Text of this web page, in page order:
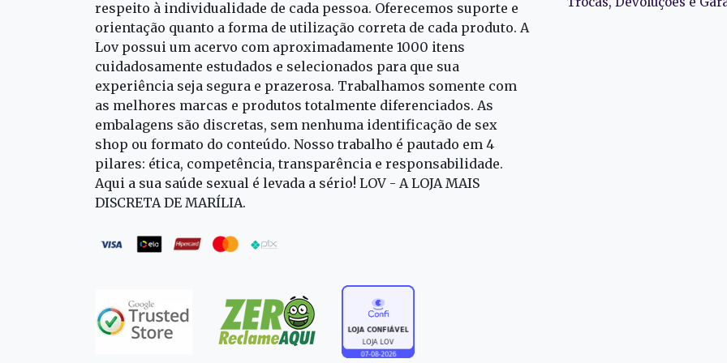
respeito à individualidade de cada pessoa. Oferecemos suporte e
orientação quanto a forma de utilização correta de cada produto. A
Lov possui um acervo com aproximadamente 1000 itens
cuidadosamente estudados e selecionados para que sua
experiência seja segura e prazerosa. Trabalhamos somente com
as melhores marcas e produtos totalmente diferenciados. As
embalagens são discretas, sem nenhuma identificação de sex
shop ou formato do conteúdo. Nosso trabalho é pautado em 4
pilares: ética, competência, transparência e responsabilidade.
Aqui a sua saúde sexual é levada a sério! LOV - A LOJA MAIS
DISCRETA DE MARÍLIA.